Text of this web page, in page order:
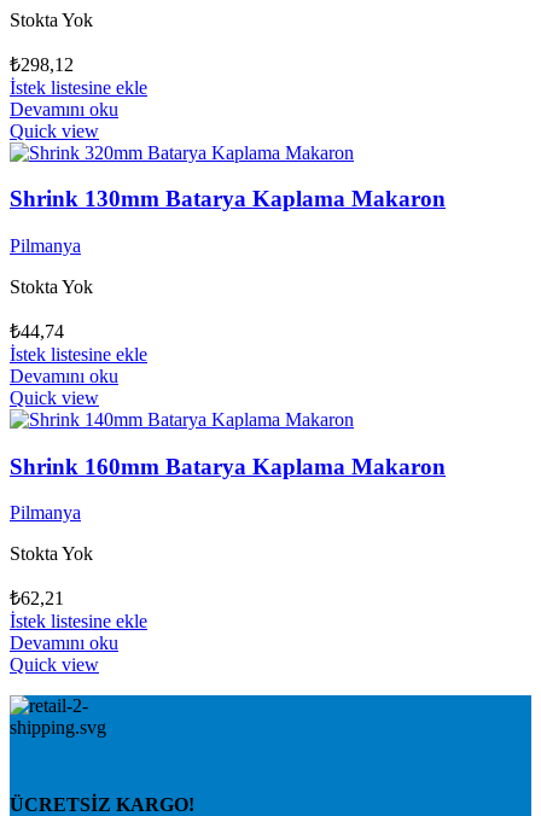
Stokta Yok
₺298,12
İstek listesine ekle
Devamını oku
Quick view
Shrink 130mm Batarya Kaplama Makaron
Pilmanya
Stokta Yok
₺44,74
İstek listesine ekle
Devamını oku
Quick view
Shrink 160mm Batarya Kaplama Makaron
Pilmanya
Stokta Yok
₺62,21
İstek listesine ekle
Devamını oku
Quick view
ÜCRETSİZ KARGO!